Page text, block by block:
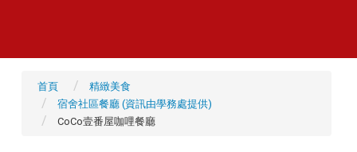
首頁
精緻美食
宿舍社區餐廳 (資訊由學務處提供)
CoCo壹番屋咖哩餐廳